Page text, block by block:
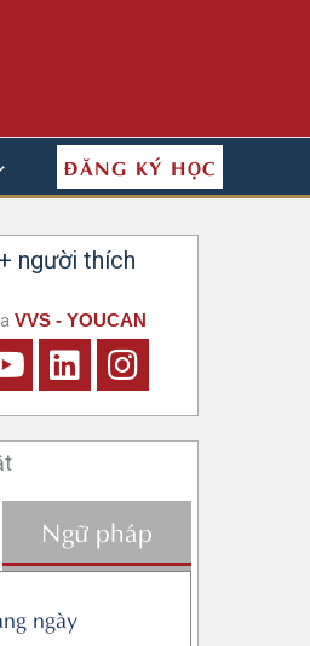
ĐĂNG KÝ HỌC
người thích
VVS - YOUCAN
Ngữ pháp
ngày